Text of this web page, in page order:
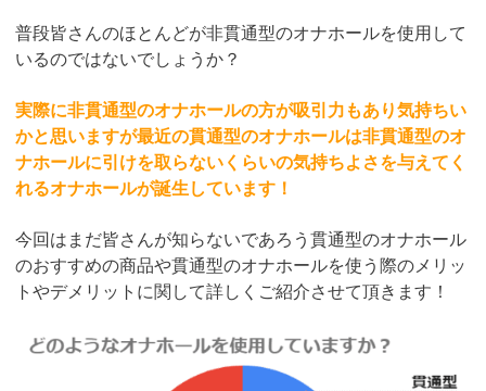
普段皆さんのほとんどが非貫通型のオナホールを使用して
いるのではないでしょうか？
実際に非貫通型のオナホールの方が吸引力もあり気持ちい
かと思いますが最近の貫通型のオナホールは非貫通型のオ
ナホールに引けを取らないくらいの気持ちよさを与えてく
れるオナホールが誕生しています！
今回はまだ皆さんが知らないであろう貫通型のオナホール
のおすすめの商品や貫通型のオナホールを使う際のメリッ
トやデメリットに関して詳しくご紹介させて頂きます！